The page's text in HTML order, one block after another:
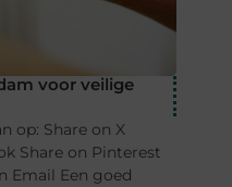
voor veilige
op: Share on X
Share on Pinterest
Email Een goed